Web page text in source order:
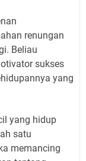
renungan
Beliau
sukses
yang
yang hidup
satu
memancing